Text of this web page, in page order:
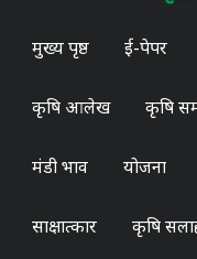
मुख्य पृष्ठ ई-पेपर
कृषि आलेख कृषि
मंडी भाव योजना
साक्षात्कार कृषि